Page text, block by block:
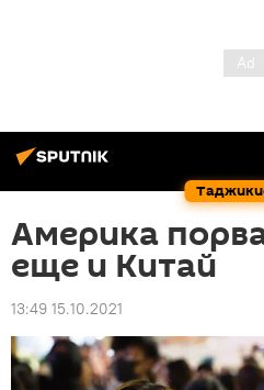
Америка
еще и Китай
13:49 15.10.2021